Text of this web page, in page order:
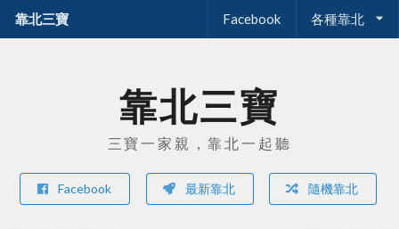
靠北三寶 Facebook 各種靠北
靠北三寶
三寶一家親，靠北一起聽
Facebook 最新靠北 隨機靠北